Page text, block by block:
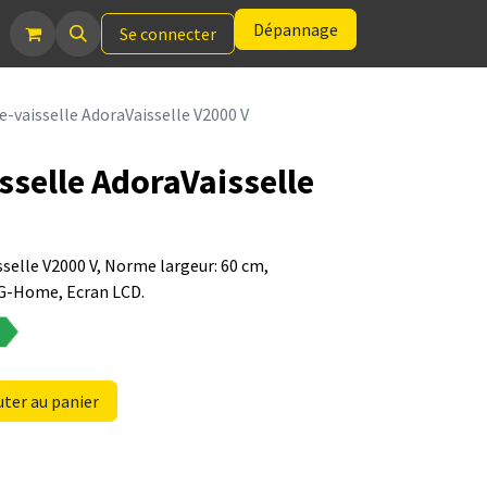
Se connecter Dépannage
vaisselle AdoraVaisselle V2000 V
AdoraVaisselle
V2000 V, Norme largeur: 60 cm,
Ecran LCD.
au panier